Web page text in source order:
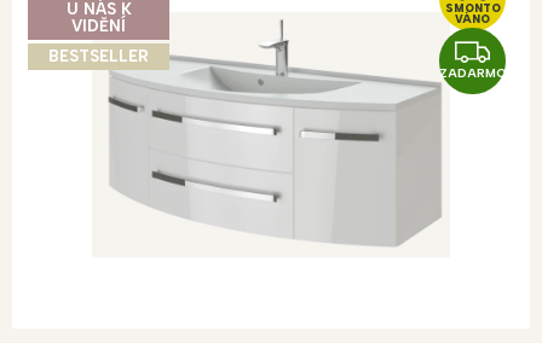
Z
A
ZADARMO
SMONTO
VÁNO
U NÁS K
VIDĚNÍ
BESTSELLER